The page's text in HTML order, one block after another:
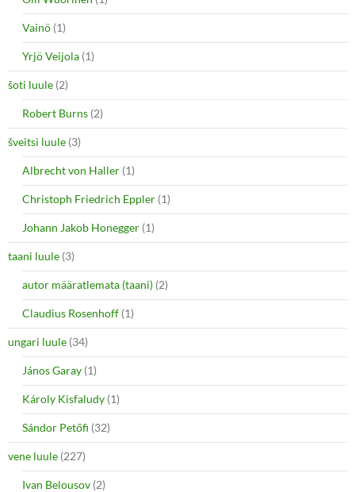
Vainö (1)
Yrjö Veijola (1)
šoti luule (2)
Robert Burns (2)
šveitsi luule (3)
Albrecht von Haller (1)
Christoph Friedrich Eppler (1)
Johann Jakob Honegger (1)
taani luule (3)
autor määratlemata (taani) (2)
Claudius Rosenhoff (1)
ungari luule (34)
János Garay (1)
Károly Kisfaludy (1)
Sándor Petőfi (32)
vene luule (227)
Ivan Belousov (2)